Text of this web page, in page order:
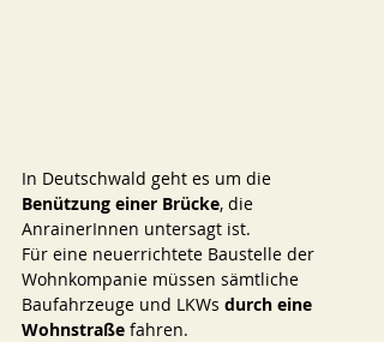
In Deutschwald geht es um die
Benützung einer Brücke, die
AnrainerInnen untersagt ist.
Für eine neuerrichtete Baustelle der
Wohnkompanie müssen sämtliche
Baufahrzeuge und LKWs durch eine
Wohnstraße fahren.